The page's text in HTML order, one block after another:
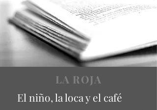
LA ROJA
El niño, la loca y el café